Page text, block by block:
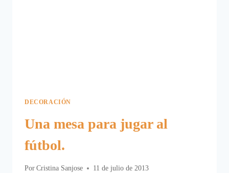
DECORACIÓN
Una mesa para jugar al
fútbol.
Por Cristina Sanjose 11 de julio de 2013